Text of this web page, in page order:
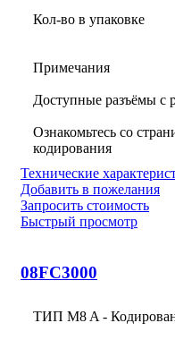
Кол-во в упаковке
Примечания
Доступные разъёмы с
Ознакомьтесь со
кодирования
Технические
Добавить в пожелания
Запросить стоимость
Быстрый просмотр
08FC3000
ТИП M8 A -